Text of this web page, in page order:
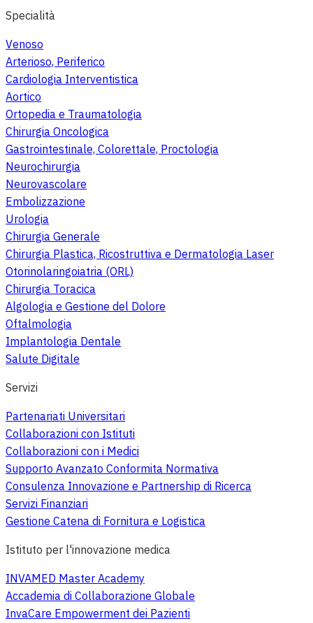
Specialità
Venoso
Arterioso, Periferico
Cardiologia Interventistica
Aortico
Ortopedia e Traumatologia
Chirurgia Oncologica
Gastrointestinale, Colorettale, Proctologia
Neurochirurgia
Neurovascolare
Embolizzazione
Urologia
Chirurgia Generale
Chirurgia Plastica, Ricostruttiva e Dermatologia Laser
Otorinolaringoiatria (ORL)
Chirurgia Toracica
Algologia e Gestione del Dolore
Oftalmologia
Implantologia Dentale
Salute Digitale
Servizi
Partenariati Universitari
Collaborazioni con Istituti
Collaborazioni con i Medici
Supporto Avanzato Conformita Normativa
Consulenza Innovazione e Partnership di Ricerca
Servizi Finanziari
Gestione Catena di Fornitura e Logistica
Istituto per l'innovazione medica
INVAMED Master Academy
Accademia di Collaborazione Globale
InvaCare Empowerment dei Pazienti